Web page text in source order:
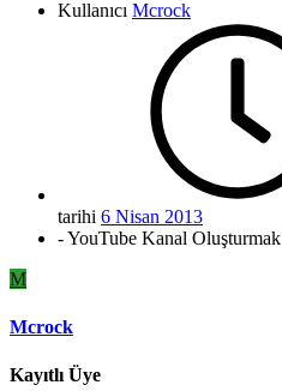
Kullanıcı Mcrock
tarihi 6 Nisan 2013
- YouTube Kanal Oluşturmak
M
Mcrock
Kayıtlı Üye